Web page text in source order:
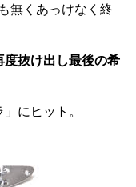
無くあっけなく終
度抜け出し最後の希
にヒット。